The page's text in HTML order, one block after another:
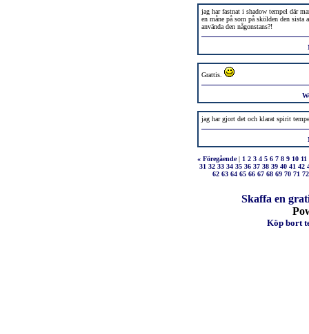
jag har fastnat i shadow tempel där
en måne på som på skölden den
använda den någonstans?!
Grattis.
jag har gjort det och klarat spirit
« Föregående| 1 2 3 4 5 6 7 8 9 10 11
31 32 33 34 35 36 37 38 39 40 41 42
62 63 64 65 66 67 68 69 70 71 72
Skaffa en
Köp bort